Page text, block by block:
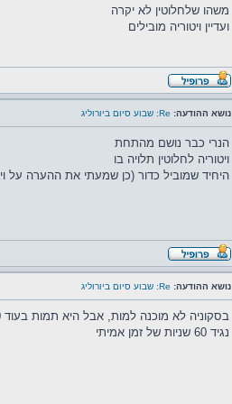
משהו שלחלוטין לא יקרה
ועדיין ויטוריה מובילים
נושא ההודעה: Re: שבוע סיום ביורוליג
הנרי כבר נושם מהתחת
ויטוריה לחלוטין תלויה בו
היחיד שמוביל כדור (כן שמעתי את ההערה על
נושא ההודעה: Re: שבוע סיום ביורוליג
בסקוניה לא מוכנה למות, אבל היא תמות בעוד 10 שניות משחק
נגיד 60 שניות של זמן אמיתי